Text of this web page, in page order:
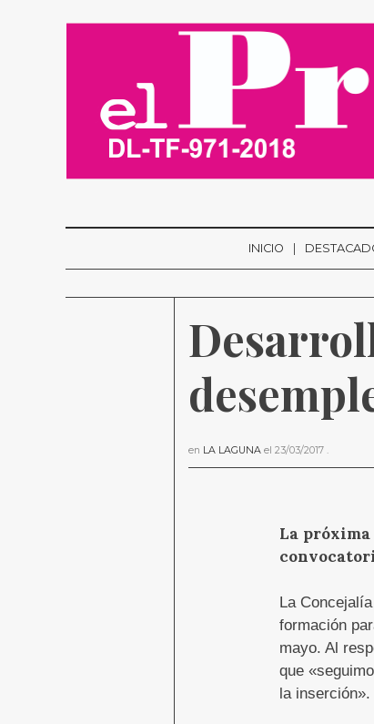
INICIO
en LA LAGUNA el 23/03/2017 .
La
La
formación
mayo. Al
que
la inserción».